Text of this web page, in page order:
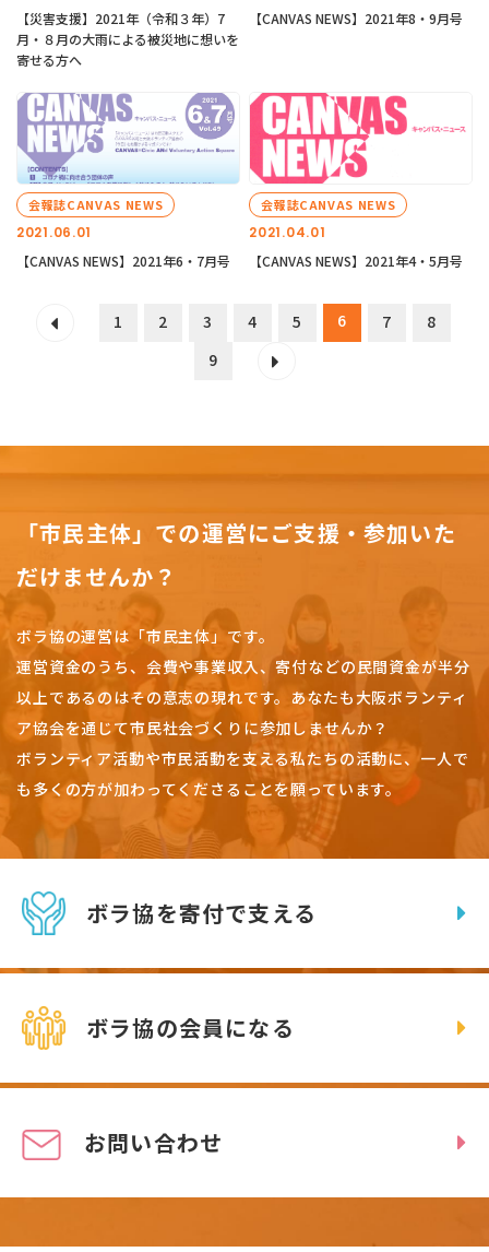
【災害支援】2021年（令和３年）7
月・８月の大雨による被災地に想いを
寄せる方へ
【CANVAS NEWS】2021年8・9月号
2021.06.01
会報誌CANVAS NEWS
【CANVAS NEWS】2021年6・7月号
2021.04.01
会報誌CANVAS NEWS
【CANVAS NEWS】2021年4・5月号
1 2 3 4 5 6 7
8
9
「市民主体」での運営にご支援・参加いた
だけませんか？
ボラ協の運営は「市民主体」です。
運営資金のうち、会費や事業収入、寄付などの民間資金が半分
以上であるのはその意志の現れです。 あなたも大阪ボランティ
ア協会を通じて市民社会づくりに参加しませんか？
ボランティア活動や市民活動を支える私たちの活動に、一人で
も多くの方が加わってくださることを願っています。
ボラ協を寄付で支える
ボラ協の会員になる
お問い合わせ